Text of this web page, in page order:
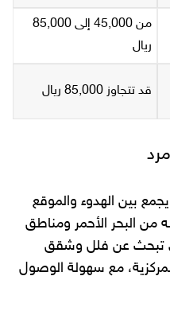
من 45,000 إلى 85,000
ريال
قد تتجاوز 85,000 ريال
بين الهدوء والموقع
البحر الأحمر ومناطق
تبحث عن فلل وشقق
مع سهولة الوصول